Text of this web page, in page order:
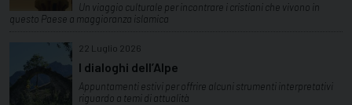
Un viaggio culturale per incontrare i cristiani che vivono in
questo Paese a maggioranza islamica
22 Luglio 2026
I dialoghi dell’Alpe
Appuntamenti estivi per offrire alcuni strumenti interpretativi
riguardo a temi di attualità